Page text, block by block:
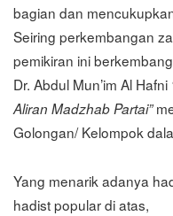
bagian dan
Seiring perkembangan
pemikiran ini
Dr. Abdul Mun’im Al Hafni
Aliran Madzhab Partai”
Golongan/ Kelompok
Yang menarik adanya
hadist popular di atas,